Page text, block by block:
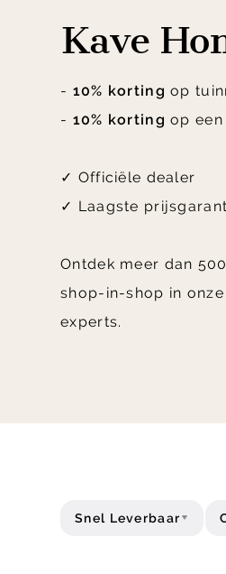
Kave
- 10% korting op
- 10% kortingop
✓ Officiële dealer
✓ Laagste
Ontdek meer dan
shop-in-shop in
experts.
Snel Leverbaar